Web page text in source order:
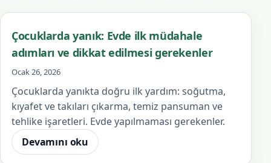
Çocuklarda yanık: Evde ilk müdahale
adımları ve dikkat edilmesi gerekenler
Ocak 26, 2026
Çocuklarda yanıkta doğru ilk yardım: soğutma,
kıyafet ve takıları çıkarma, temiz pansuman ve
tehlike işaretleri. Evde yapılmaması gerekenler.
Devamını oku